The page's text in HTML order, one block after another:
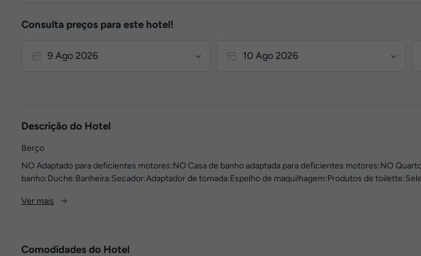
Consulta preços para este hotel!
Descrição do Hotel
Berço
NO Adaptado para deficientes motores:NO Casa de banho adaptada para deficientes motores:NO
banho:Duche:Banheira:Secador:Adaptador de tomada:Espelho de maquilhagem:Produtos de
Ver mais
Comodidades do Hotel